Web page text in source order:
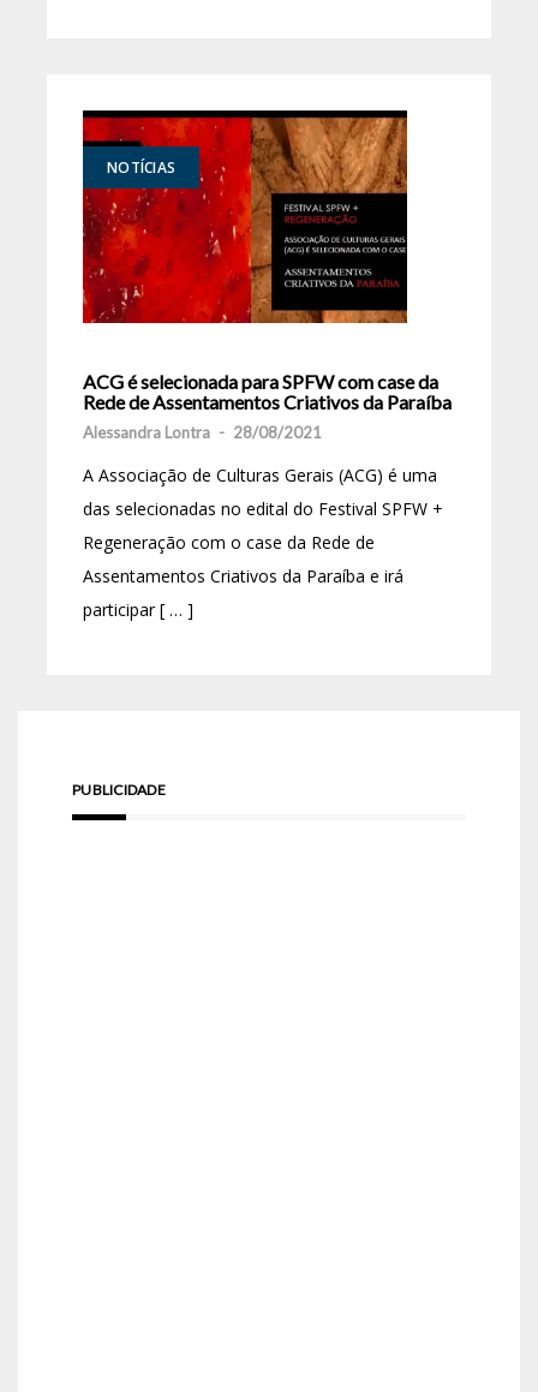
NOTÍCIAS
ACG é selecionada para SPFW com case da
Rede de Assentamentos Criativos da Paraíba
Alessandra Lontra - 28/08/2021
A Associação de Culturas Gerais (ACG) é uma
das selecionadas no edital do Festival SPFW +
Regeneração com o case da Rede de
Assentamentos Criativos da Paraíba e irá
participar [ … ]
PUBLICIDADE